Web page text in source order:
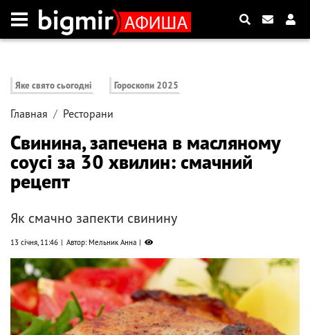
Яке свято сьогодні Гороскопи 2025
Главная Ресторани
Свинина, запечена в масляному
соусі за 30 хвилин: смачний
рецепт
Як смачно запекти свинину
13 січня, 11:46 Автор: Мельник Анна